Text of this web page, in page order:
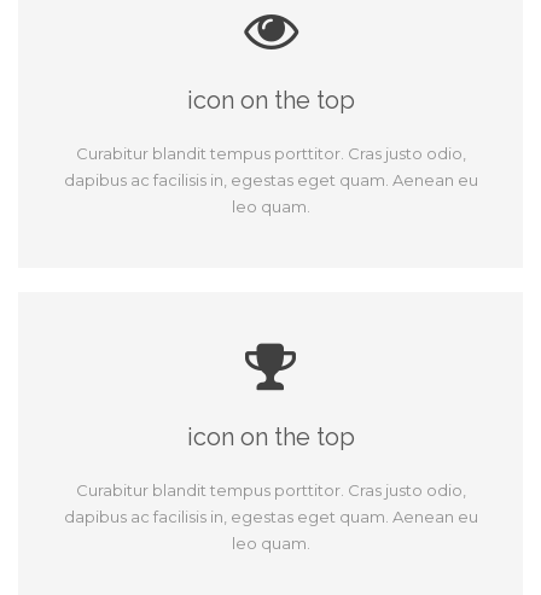
icon on the top
Curabitur blandit tempus porttitor. Cras justo odio,
dapibus ac facilisis in, egestas eget quam. Aenean eu
leo quam.
icon on the top
Curabitur blandit tempus porttitor. Cras justo odio,
dapibus ac facilisis in, egestas eget quam. Aenean eu
leo quam.